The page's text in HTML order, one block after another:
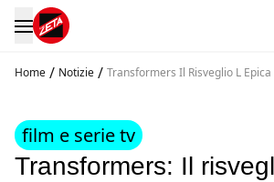
Home / Notizie / Transformers Il Risveglio L
film e serie tv
Transformers: Il